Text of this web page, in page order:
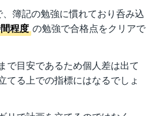
簿記の勉強に慣れており呑み込
程度 の勉強で合格点をクリアで
で目安であるため個人差は出て
てる上での指標にはなるでしょ